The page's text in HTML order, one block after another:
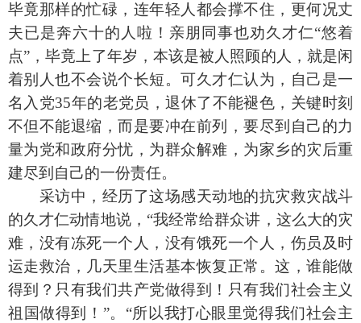
毕竟那样的忙碌，连年轻人都会撑不住，更何况丈
夫已是奔六十的人啦！亲朋同事也劝久才仁“悠着
点”，毕竟上了年岁，本该是被人照顾的人，就是闲
着别人也不会说个长短。可久才仁认为，自己是一
名入党35年的老党员，退休了不能褪色，关键时刻
不但不能退缩，而是要冲在前列，要尽到自己的力
量为党和政府分忧，为群众解难，为家乡的灾后重
建尽到自己的一份责任。
采访中，经历了这场感天动地的抗灾救灾战斗
的久才仁动情地说，“我经常给群众讲，这么大的灾
难，没有冻死一个人，没有饿死一个人，伤员及时
运走救治，几天里生活基本恢复正常。这，谁能做
得到？只有我们共产党做得到！只有我们社会主义
祖国做得到！”。“所以我打心眼里觉得我们社会主